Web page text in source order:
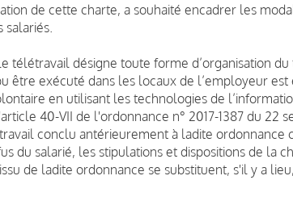
de cette charte, a souhaité encadrer les
télétravail désigne toute forme d’organisation
être exécuté dans les locaux de l’employeur
en utilisant les technologies de
40-VII de l'ordonnance n° 2017-1387 du 22
conclu antérieurement à ladite ordonnance
du salarié, les stipulations et dispositions de la
de ladite ordonnance se substituent, s'il y a